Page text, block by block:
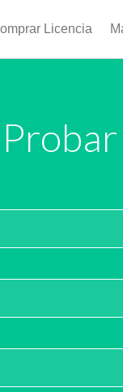
Licencia